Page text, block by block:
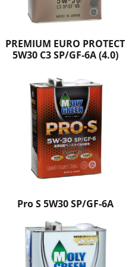
PREMIUM EURO PROTECT
5W30 C3 SP/GF-6A (4.0)
Pro S 5W30 SP/GF-6A